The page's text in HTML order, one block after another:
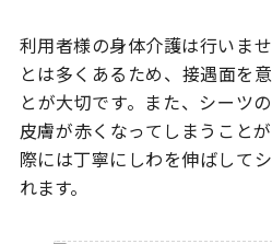
利用者様の身体介護は行いま
とは多くあるため、 接遇面を
とが大切です。また、シーツの
皮膚が赤くなってしまうことが
際には丁寧にしわを伸ばして
れます。